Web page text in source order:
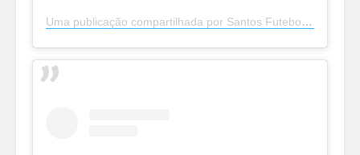
Uma publicação compartilhada por Santos Futebol Clube (@santosfc)